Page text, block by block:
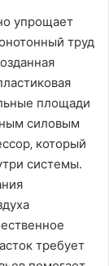
упрощает
труд
площади
силовым
который
системы․
требует